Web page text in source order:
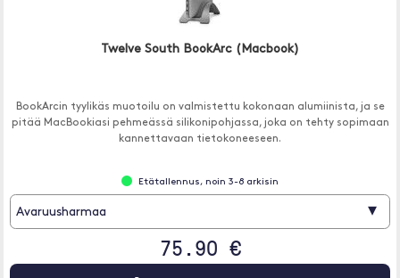
Twelve South BookArc (Macbook)
BookArcin tyylikäs muotoilu on valmistettu kokonaan alumiinista, ja se
pitää MacBookiasi pehmeässä silikonipohjassa, joka on tehty sopimaan
kannettavaan tietokoneeseen.
Etätallennus, noin 3-8 arkisin
Avaruusharmaa ▾
75.90 €